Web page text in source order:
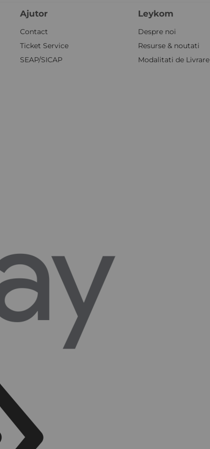
Ajutor
Contact
Ticket Service
SEAP/SICAP
Leykom
Despre noi
Resurse & noutati
Modalitati de Livrare